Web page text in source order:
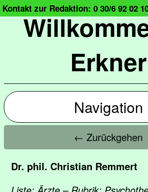
Erkner
Kontakt zur Redaktion: 0 30/6 92 02
Navigation
← Zurückgehen
Dr. phil. Christian Remmert